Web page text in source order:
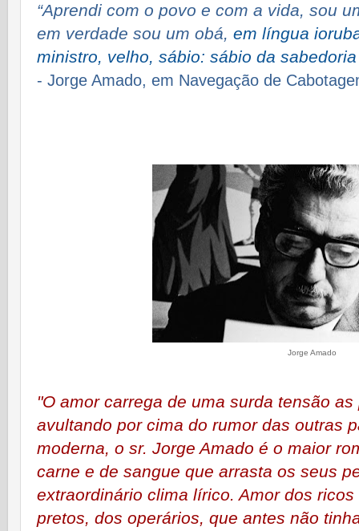
“Aprendi com o povo e com a vida, sou
em verdade sou um obá, em língua
ministro, velho, sábio: sábio da
- Jorge Amado, em Navegação de
Jorge Amado
"O amor carrega de uma surda tensão
avultando por cima do rumor das outras
moderna, o sr. Jorge Amado é o maior
carne e de sangue que arrasta os seus
extraordinário clima lírico. Amor dos
pretos, dos operários, que antes não